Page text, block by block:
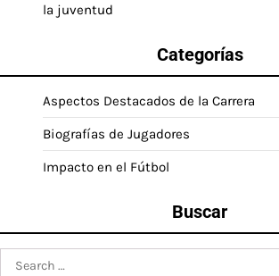
la juventud
Categorías
Aspectos Destacados de la Carrera
Biografías de Jugadores
Impacto en el Fútbol
Buscar